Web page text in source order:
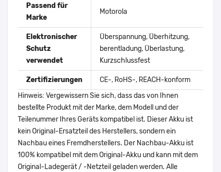
Passend für
Marke
Motorola
Elektronischer
Schutz
verwendet
Überspannung, Überhitzung,
berentladung, Überlastung,
Kurzschlussfest
Zertifizierungen
CE-, RoHS-, REACH-konform
Hinweis: Vergewissern Sie sich, dass das von Ihnen
bestellte Produkt mit der Marke, dem Modell und der
Teilenummer Ihres Geräts kompatibel ist. Dieser Akku ist
kein Original-Ersatzteil des Herstellers, sondern ein
Nachbau eines Fremdherstellers. Der Nachbau-Akku ist
100% kompatibel mit dem Original-Akku und kann mit dem
Original-Ladegerät / -Netzteil geladen werden. Alle